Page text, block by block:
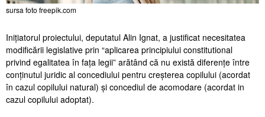
sursa foto freepik.com
Inițiatorul proiectului, deputatul Alin Ignat, a justificat necesitatea
modificării legislative prin “aplicarea principiului constitutional
privind egalitatea în fața legii” arătând că nu există diferențe între
conținutul juridic al concediului pentru creșterea copilului (acordat
în cazul copilului natural) și concediul de acomodare (acordat in
cazul copilului adoptat).